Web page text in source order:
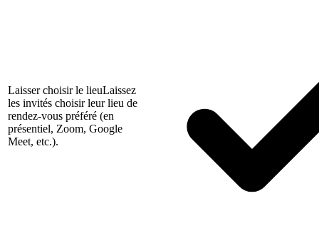
Laisser choisir le lieuLaissez
les invités choisir leur lieu de
rendez-vous préféré (en
présentiel, Zoom, Google
Meet, etc.).